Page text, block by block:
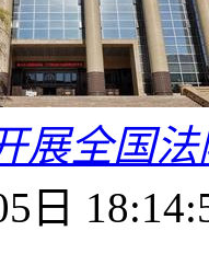
展全国
日